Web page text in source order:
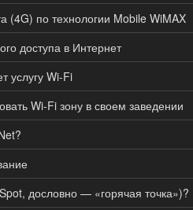
(4G) по технологии Mobile WiMAX
доступа в Интернет
услугу Wi-Fi
Wi-Fi зону в своем заведении
дословно — «горячая точка»)?